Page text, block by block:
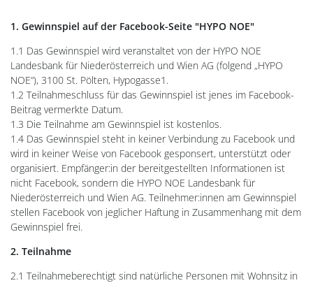
1. Gewinnspiel auf der Facebook-Seite "HYPO NOE"
1.1 Das Gewinnspiel wird veranstaltet von der HYPO NOE
Landesbank für Niederösterreich und Wien AG (folgend „HYPO
NOE“), 3100 St. Pölten, Hypogasse1.
1.2 Teilnahmeschluss für das Gewinnspiel ist jenes im Facebook-
Beitrag vermerkte Datum.
1.3 Die Teilnahme am Gewinnspiel ist kostenlos.
1.4 Das Gewinnspiel steht in keiner Verbindung zu Facebook und
wird in keiner Weise von Facebook gesponsert, unterstützt oder
organisiert. Empfänger:in der bereitgestellten Informationen ist
nicht Facebook, sondern die HYPO NOE Landesbank für
Niederösterreich und Wien AG. Teilnehmer:innen am Gewinnspiel
stellen Facebook von jeglicher Haftung in Zusammenhang mit dem
Gewinnspiel frei.
2. Teilnahme
2.1 Teilnahmeberechtigt sind natürliche Personen mit Wohnsitz in